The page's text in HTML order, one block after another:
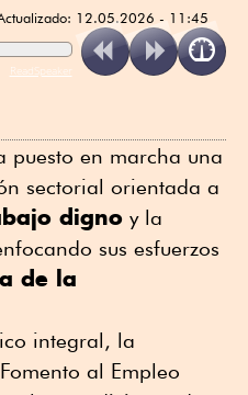
12.05.2026 - 11:45
ReadSpeaker
puesto en marcha una
sectorial orientada a
digno y la
sus esfuerzos
de la
integral, la
al Empleo